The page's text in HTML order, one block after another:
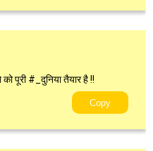
को पूरी #_दुनिया तैयार है !!
Copy